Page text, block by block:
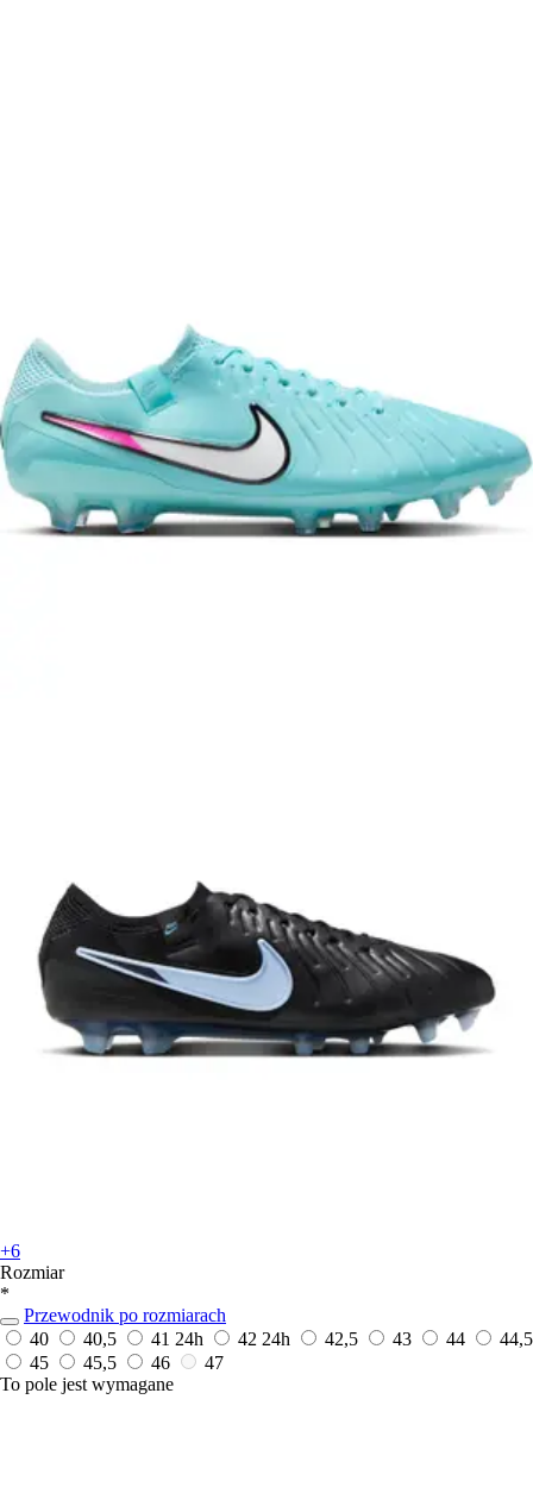
+6
Rozmiar
*
Przewodnik po rozmiarach
40
40,5 41 24h 42 24h 42,5 43 44
44,5
45
45,5 46
47
To pole jest wymagane